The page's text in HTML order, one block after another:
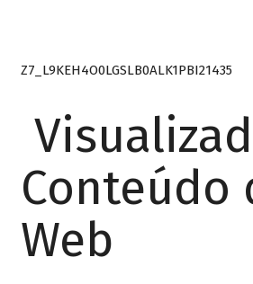
Z7_L9KEH4O0LGSLB0ALK1PBI21435
Conteúdo
Web